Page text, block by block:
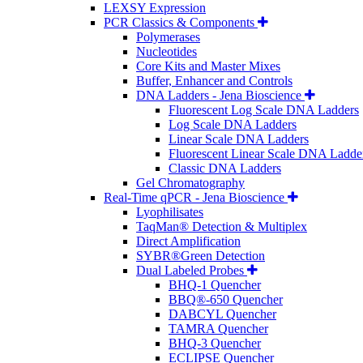
LEXSY Expression
PCR Classics & Components
Polymerases
Nucleotides
Core Kits and Master Mixes
Buffer, Enhancer and Controls
DNA Ladders - Jena Bioscience
Fluorescent Log Scale DNA Ladders
Log Scale DNA Ladders
Linear Scale DNA Ladders
Fluorescent Linear Scale DNA
Classic DNA Ladders
Gel Chromatography
Real-Time qPCR - Jena Bioscience
Lyophilisates
TaqMan® Detection & Multiplex
Direct Amplification
SYBR®Green Detection
Dual Labeled Probes
BHQ-1 Quencher
BBQ®-650 Quencher
DABCYL Quencher
TAMRA Quencher
BHQ-3 Quencher
ECLIPSE Quencher